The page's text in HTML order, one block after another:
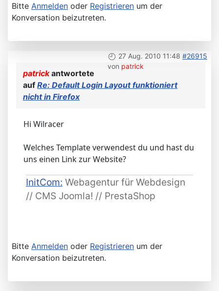
Bitte Anmelden oder Registrieren um der
Konversation beizutreten.
27 Aug. 2010 11:48 #26915
von patrick
patrickantwortete
auf Re: Default Login Layout funktioniert
nicht in Firefox
Hi Wilracer
Welches Template verwendest du und hast du
uns einen Link zur Website?
InitCom: Webagentur für Webdesign
// CMS Joomla! // PrestaShop
Bitte Anmelden oder Registrieren um der
Konversation beizutreten.